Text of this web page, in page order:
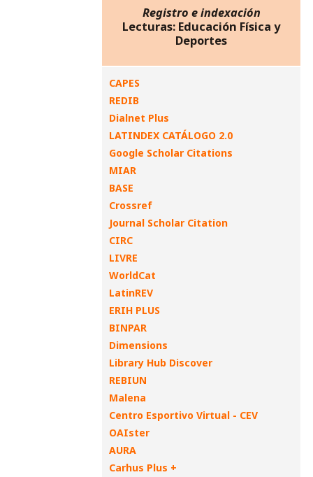
Registro e indexación
Lecturas: Educación Física y
Deportes
CAPES
REDIB
Dialnet Plus
LATINDEX CATÁLOGO 2.0
Google Scholar Citations
MIAR
BASE
Crossref
Journal Scholar Citation
CIRC
LIVRE
WorldCat
LatinREV
ERIH PLUS
BINPAR
Dimensions
Library Hub Discover
REBIUN
Malena
Centro Esportivo Virtual - CEV
OAIster
AURA
Carhus Plus +